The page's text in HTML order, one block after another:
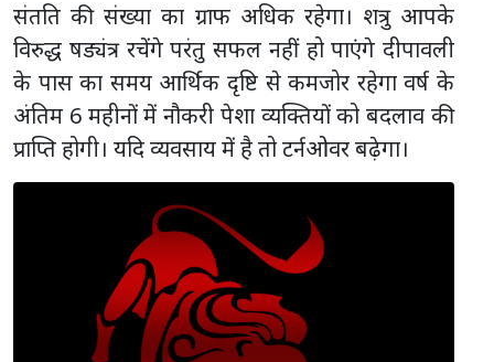
संतति की संख्या का ग्राफ अधिक रहेगा। शत्रु आपके
विरुद्ध षड्यंत्र रचेंगे परंतु सफल नहीं हो पाएंगे दीपावली
के पास का समय आर्थिक दृष्टि से कमजोर रहेगा वर्ष के
अंतिम 6 महीनों में नौकरी पेशा व्यक्तियों को बदलाव की
प्राप्ति होगी। यदि व्यवसाय में है तो टर्नओवर बढ़ेगा।